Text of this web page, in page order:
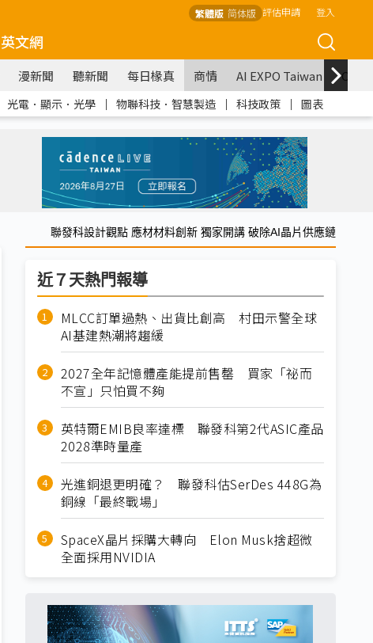
繁體版 简体版 評估申請 登入
英文網
漫新聞 聽新聞 每日椽真 商情 AI EXPO Taiwan
光電．顯示．光學 ｜ 物聯科技．智慧製造 ｜ 科技政策 ｜ 圖表
聯發科設計觀點 應材材料創新 獨家開講 破除AI晶片供應鏈
近７天熱門報導
MLCC訂單過熱、出貨比創高 村田示警全球
AI基建熱潮將趨緩
2027全年記憶體產能提前售罄 買家「祕而
不宣」只怕買不夠
英特爾EMIB良率達標 聯發科第2代ASIC產品
2028準時量產
光進銅退更明確？ 聯發科估SerDes 448G為
銅線「最終戰場」
SpaceX晶片採購大轉向 Elon Musk捨超微
全面採用NVIDIA